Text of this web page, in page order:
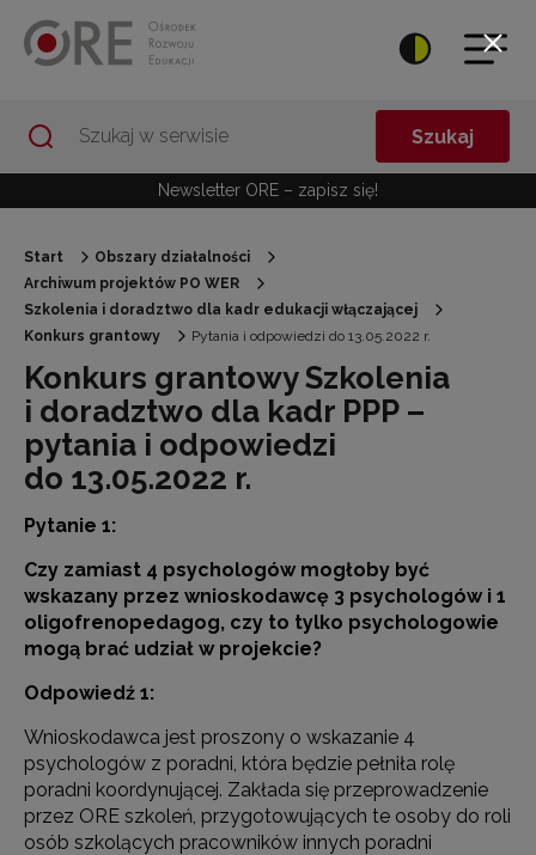
Szukaj
Newsletter ORE – zapisz się!
Start
Obszary działalności
Archiwum projektów PO WER
Szkolenia i doradztwo dla kadr edukacji włączającej
Konkurs grantowy
Pytania i odpowiedzi do 13.05.2022 r.
Konkurs grantowy Szkolenia
i doradztwo dla kadr PPP –
pytania i odpowiedzi
do 13.05.2022 r.
Pytanie 1:
Czy zamiast 4 psychologów mogłoby być
wskazany przez wnioskodawcę 3 psychologów i 1
oligofrenopedagog, czy to tylko psychologowie
mogą brać udział w projekcie?
Odpowiedź 1:
Wnioskodawca jest proszony o wskazanie 4
psychologów z poradni, która będzie pełniła rolę
poradni koordynującej. Zakłada się przeprowadzenie
przez ORE szkoleń, przygotowujących te osoby do roli
osób szkolących pracowników innych poradni